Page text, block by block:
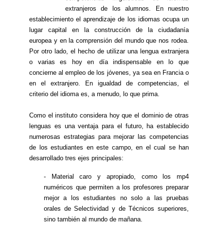
extranjeros de los alumnos. En nuestro
establecimiento el aprendizaje de los idiomas ocupa un
lugar capital en la construcción de la ciudadanía
europea y en la comprensión del mundo que nos rodea.
Por otro lado, el hecho de utilizar una lengua extranjera
o varias es hoy en día indispensable en lo que
concierne al empleo de los jóvenes, ya sea en Francia o
en el extranjero. En igualdad de competencias, el
criterio del idioma es, a menudo, lo que prima.
Como el instituto considera hoy que el dominio de otras
lenguas es una ventaja para el futuro, ha establecido
numerosas estrategias para mejorar las competencias
de los estudiantes en este campo, en el cual se han
desarrollado tres ejes principales:
- Material caro y apropiado, como los mp4
numéricos que permiten a los profesores preparar
mejor a los estudiantes no solo a las pruebas
orales de Selectividad y de Técnicos superiores,
sino también al mundo de mañana.